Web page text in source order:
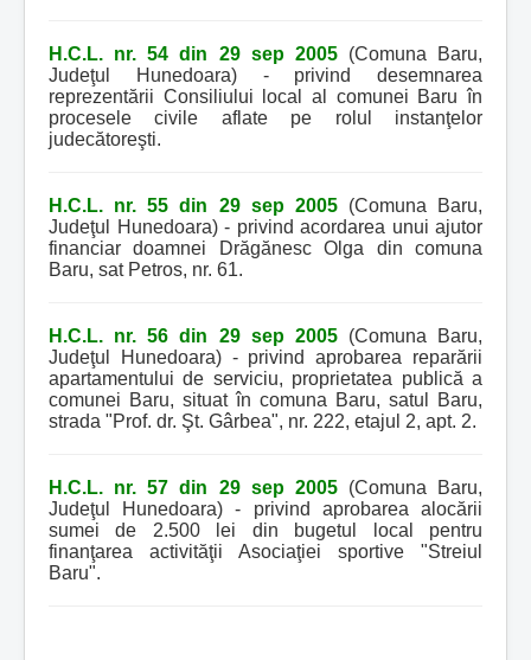
H.C.L. nr. 54 din 29 sep 2005(Comuna Baru,
Judeţul Hunedoara) - privind desemnarea
reprezentării Consiliului local al comunei Baru în
procesele civile aflate pe rolul instanţelor
judecătoreşti.
H.C.L. nr. 55 din 29 sep 2005(Comuna Baru,
Judeţul Hunedoara) - privind acordarea unui ajutor
financiar doamnei Drăgănesc Olga din comuna
Baru, sat Petros, nr. 61.
H.C.L. nr. 56 din 29 sep 2005(Comuna Baru,
Judeţul Hunedoara) - privind aprobarea reparării
apartamentului de serviciu, proprietatea publică a
comunei Baru, situat în comuna Baru, satul Baru,
strada "Prof. dr. Şt. Gârbea", nr. 222, etajul 2, apt. 2.
H.C.L. nr. 57 din 29 sep 2005(Comuna Baru,
Judeţul Hunedoara) - privind aprobarea alocării
sumei de 2.500 lei din bugetul local pentru
finanţarea activităţii Asociaţiei sportive "Streiul
Baru".